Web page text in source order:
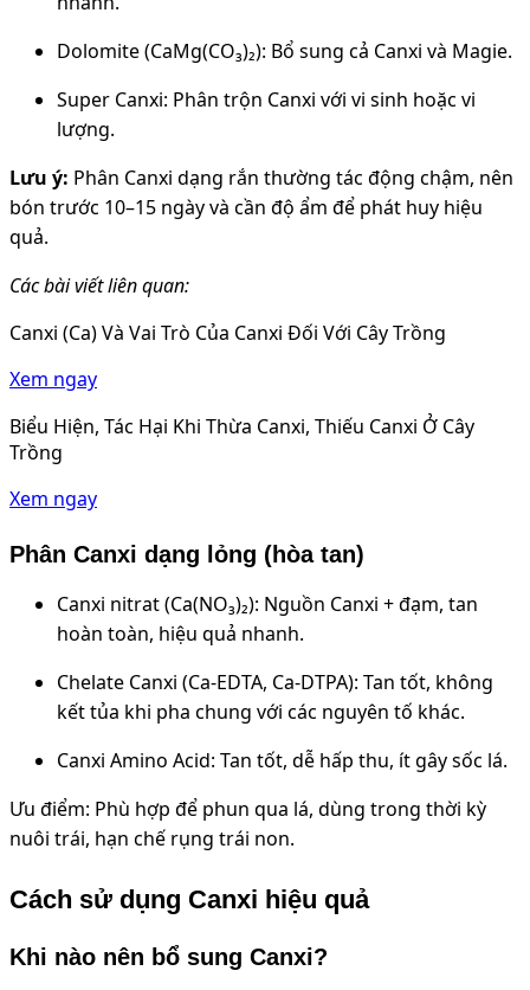
Dolomite (CaMg(CO₃)₂): Bổ sung cả Canxi và Magie.
Super Canxi: Phân trộn Canxi với vi sinh hoặc vi
lượng.
Lưu ý: Phân Canxi dạng rắn thường tác động chậm, nên
bón trước 10–15 ngày và cần độ ẩm để phát huy hiệu
quả.
Các bài viết liên quan:
Canxi (Ca) Và Vai Trò Của Canxi Đối Với Cây Trồng
Xem ngay
Biểu Hiện, Tác Hại Khi Thừa Canxi, Thiếu Canxi Ở Cây
Trồng
Xem ngay
Phân Canxi dạng lỏng (hòa tan)
Canxi nitrat (Ca(NO₃)₂): Nguồn Canxi + đạm, tan
hoàn toàn, hiệu quả nhanh.
Chelate Canxi (Ca-EDTA, Ca-DTPA): Tan tốt, không
kết tủa khi pha chung với các nguyên tố khác.
Canxi Amino Acid: Tan tốt, dễ hấp thu, ít gây sốc lá.
Ưu điểm: Phù hợp để phun qua lá, dùng trong thời kỳ
nuôi trái, hạn chế rụng trái non.
Cách sử dụng Canxi hiệu quả
Khi nào nên bổ sung Canxi?